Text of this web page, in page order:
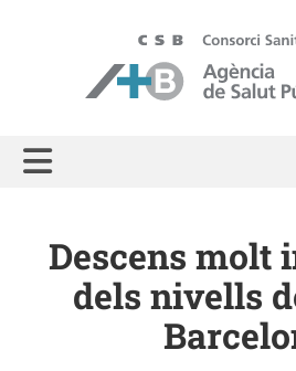
ASPB - Agència de Salut
Descens molt
dels nivells